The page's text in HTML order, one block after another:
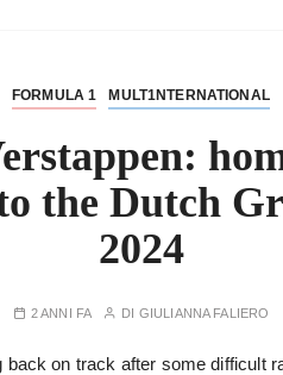
FORMULA 1 MULT1NTERNATIONAL
the Dutch
2024
2 ANNI FA DI GIULIANNA FALIERO
back on track after some difficult